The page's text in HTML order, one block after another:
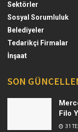
Sektörler
Sosyal Sorumluluk
Belediyeler
Tedarikçi Firmalar
İnşaat
SON
Filo
31